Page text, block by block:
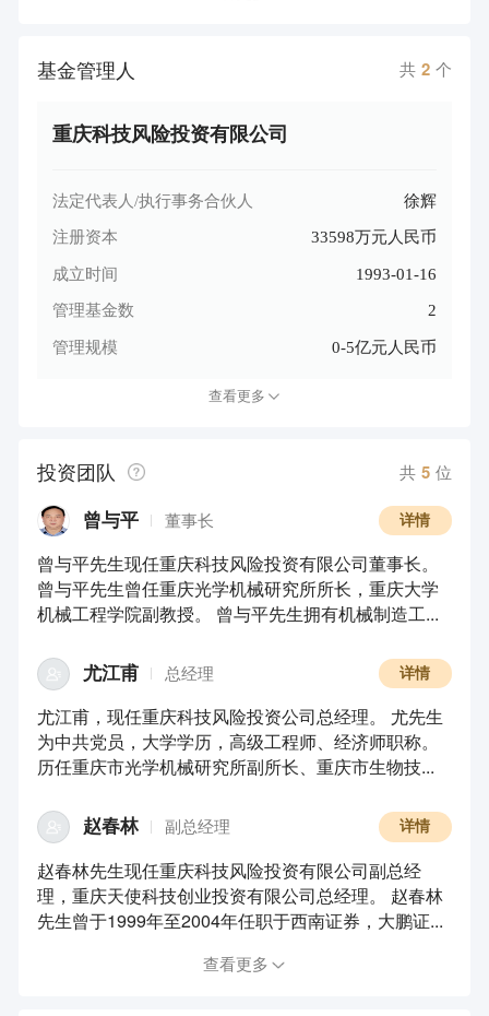
基金管理人 共 2 个
重庆科技风险投资有限公司
法定代表人/执行事务合伙人 徐辉
注册资本 33598万元人民币
成立时间 1993-01-16
管理基金数 2
管理规模 0-5亿元人民币
查看更多
投资团队 共 5 位
曾与平 董事长
曾与平先生现任重庆科技风险投资有限公司董事长。
曾与平先生曾任重庆光学机械研究所所长，重庆大学
机械工程学院副教授。 曾与平先生拥有机械制造工...
详情
尤江甫 总经理
尤江甫，现任重庆科技风险投资公司总经理。 尤先生
为中共党员，大学学历，高级工程师、经济师职称。
历任重庆市光学机械研究所副所长、重庆市生物技...
详情
赵春林 副总经理
赵春林先生现任重庆科技风险投资有限公司副总经
理，重庆天使科技创业投资有限公司总经理。 赵春林
先生曾于1999年至2004年任职于西南证券，大鹏证...
详情
查看更多